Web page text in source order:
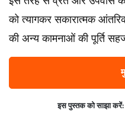
को त्यागकर सकारात्मक
की अन्य कामनाओं की पूर्ति
इस पुस्तक को साझा करें: